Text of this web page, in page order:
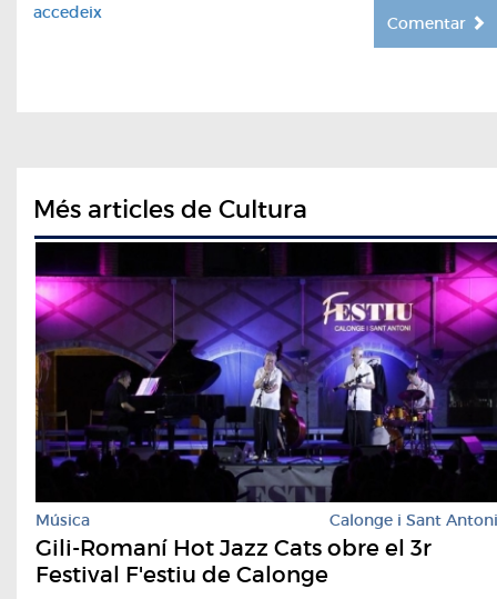
accedeix
Comentar
Més articles de Cultura
Música Calonge i Sant Antoni
Gili-Romaní Hot Jazz Cats obre el 3r
Festival F'estiu de Calonge